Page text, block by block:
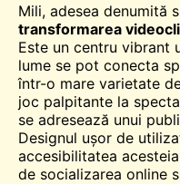
Mili, adesea denumită
transformarea
Este un centru vibrant
lume se pot conecta
într-o mare varietate
joc palpitante la
se adresează unui
Designul ușor de
accesibilitatea
de socializarea online